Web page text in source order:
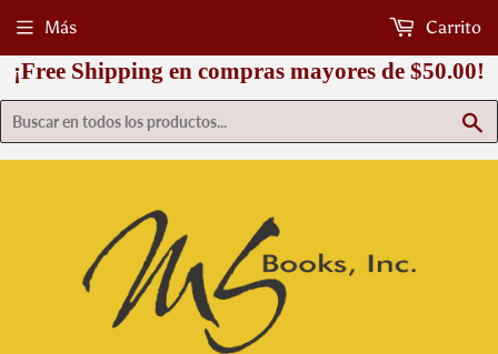
¡Free Shipping en compras mayores de $50.00!
Más Carrito